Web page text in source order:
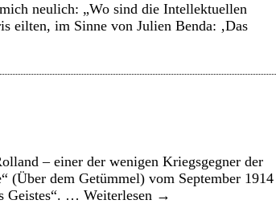
neulich: „Wo sind die Intellektuellen
eilten, im Sinne von Julien Benda: ‚Das
– einer der wenigen Kriegsgegner der
(Über dem Getümmel) vom September 1914
Geistes“. … Weiterlesen →